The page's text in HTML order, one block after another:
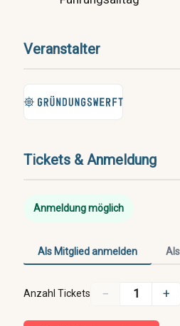
Veranstalter
Tickets & Anmeldung
Anmeldung möglich
Als Mitglied anmelden
Anzahl Tickets − 1 +